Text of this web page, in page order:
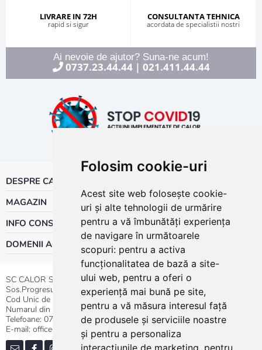
Folosim cookie-uri
Acest site web folosește cookie-
uri și alte tehnologii de urmărire
pentru a vă îmbunătăți experiența
de navigare în următoarele
scopuri: pentru a activa
funcționalitatea de bază a site-
ului web, pentru a oferi o
experiență mai bună pe site,
pentru a vă măsura interesul față
de produsele și serviciile noastre
și pentru a personaliza
interacțiunile de marketing pentru
LIVRARE IN 72H
rapid si sigur
CONSULTANTA TEHNICA
acordata de specialistii nostri
Ai nevoie de ajutor? Suna-ne acum!
0737.23.44.44| 021.411.44.44
DESPRE CALOR
MAGAZIN
INFO CONSUMATOR
DOMENII ACTIVITATE
SC CALOR SRL
Sos.Progresului nr.30-40, Sector 5, Bucuresti
Cod Unic de Inregistrare: RO 3004724
Numarul din Registrul Comertului:J40/13176/1991
Telefoane: 0737.23.44.44|021.411.44.44
E-mail: office@calor.ro